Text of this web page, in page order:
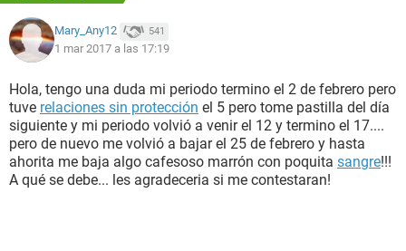
Mary_Any12 541
1 mar 2017 a las 17:19
Hola, tengo una duda mi periodo termino el 2 de febrero pero
tuve relaciones sin protección el 5 pero tome pastilla del día
siguiente y mi periodo volvió a venir el 12 y termino el 17....
pero de nuevo me volvió a bajar el 25 de febrero y hasta
ahorita me baja algo cafesoso marrón con poquita sangre!!!
A qué se debe... les agradeceria si me contestaran!